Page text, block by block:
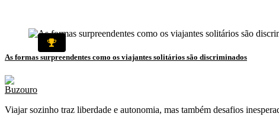
As formas surpreendentes como os viajantes solitários são discriminados
Viajar sozinho traz liberdade e autonomia, mas também desafios